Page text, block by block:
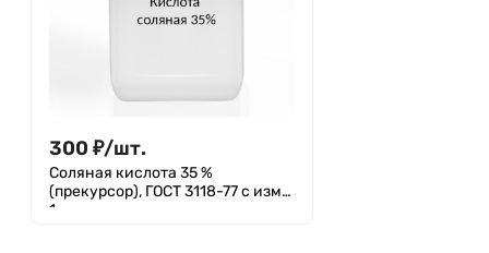
300 ₽/шт.
Соляная кислота 35 %
(прекурсор), ГОСТ 3118-77 с изм.
1